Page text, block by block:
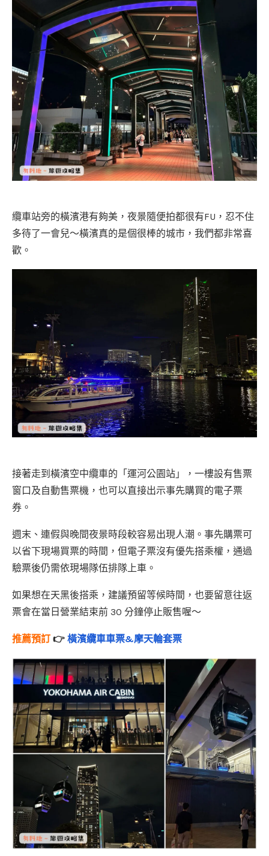
纜車站旁的橫濱港有夠美，夜景隨便拍都很有FU，忍不住
多待了一會兒～橫濱真的是個很棒的城市，我們都非常喜
歡。
接著走到橫濱空中纜車的「運河公園站」，一樓設有售票
窗口及自動售票機，也可以直接出示事先購買的電子票
券。
週末、連假與晚間夜景時段較容易出現人潮。事先購票可
以省下現場買票的時間，但電子票沒有優先搭乘權，通過
驗票後仍需依現場隊伍排隊上車。
如果想在天黑後搭乘，建議預留等候時間，也要留意往返
票會在當日營業結束前 30 分鐘停止販售喔～
推薦預訂 👉 橫濱纜車車票&摩天輪套票